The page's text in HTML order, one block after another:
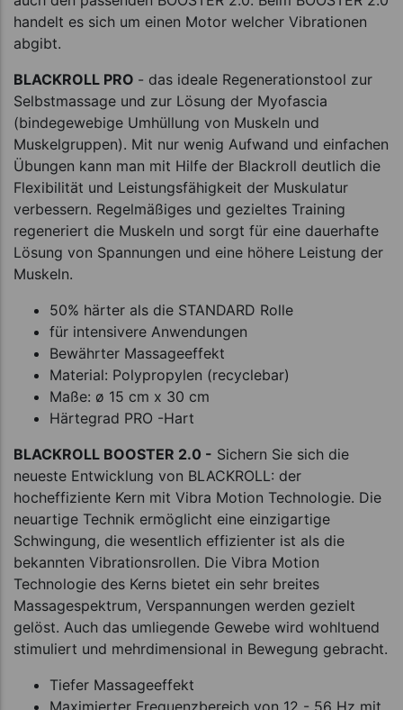
handelt es sich um einen Motor welcher Vibrationen
abgibt.
BLACKROLL PRO - das ideale Regenerationstool zur
Selbstmassage und zur Lösung der Myofascia
(bindegewebige Umhüllung von Muskeln und
Muskelgruppen). Mit nur wenig Aufwand und einfachen
Übungen kann man mit Hilfe der Blackroll deutlich die
Flexibilität und Leistungsfähigkeit der Muskulatur
verbessern. Regelmäßiges und gezieltes Training
regeneriert die Muskeln und sorgt für eine dauerhafte
Lösung von Spannungen und eine höhere Leistung der
Muskeln.
50% härter als die STANDARD Rolle
für intensivere Anwendungen
Bewährter Massageeffekt
Material: Polypropylen (recyclebar)
Maße: ø 15 cm x 30 cm
Härtegrad PRO -Hart
BLACKROLL BOOSTER 2.0 - Sichern Sie sich die
neueste Entwicklung von BLACKROLL: der
hocheffiziente Kern mit Vibra Motion Technologie. Die
neuartige Technik ermöglicht eine einzigartige
Schwingung, die wesentlich effizienter ist als die
bekannten Vibrationsrollen. Die Vibra Motion
Technologie des Kerns bietet ein sehr breites
Massagespektrum, Verspannungen werden gezielt
gelöst. Auch das umliegende Gewebe wird wohltuend
stimuliert und mehrdimensional in Bewegung gebracht.
Tiefer Massageeffekt